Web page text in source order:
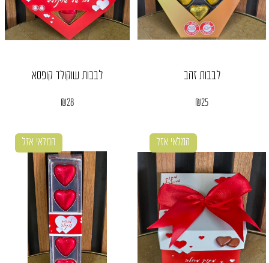
לבבות זהב
₪25
לבבות שוקולד קופסא
₪28
המלאי אזל המלאי אזל